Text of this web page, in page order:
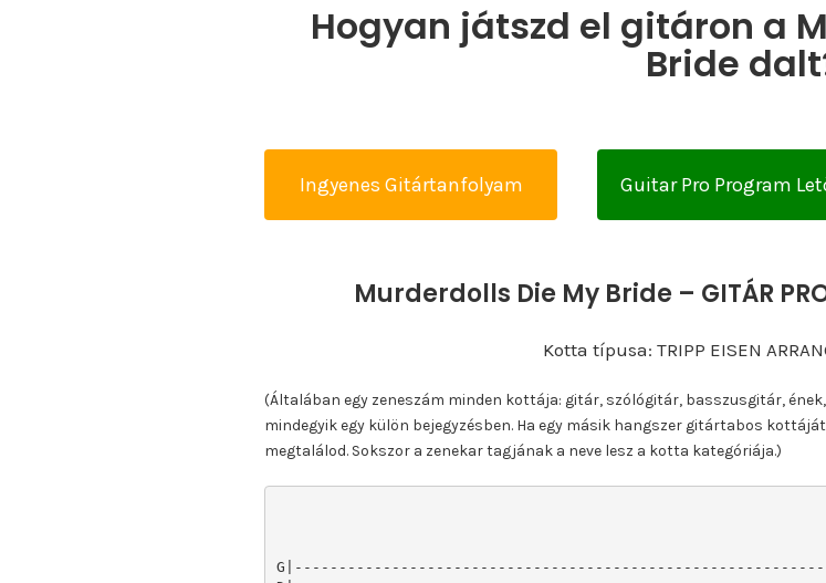
Hogyan játszd el gitáron a
Bride
Ingyenes Gitártanfolyam Guitar Pro Program
Murderdolls Die My Bride – GITÁR
Kotta típusa: TRIPP EISEN
(Általában egy zeneszám minden kottája: gitár, szólógitár, basszusgitár,
mindegyik egy külön bejegyzésben. Ha egy másik hangszer gitártabos
megtalálod. Sokszor a zenekar tagjának a neve lesz a kotta kategóriája.)